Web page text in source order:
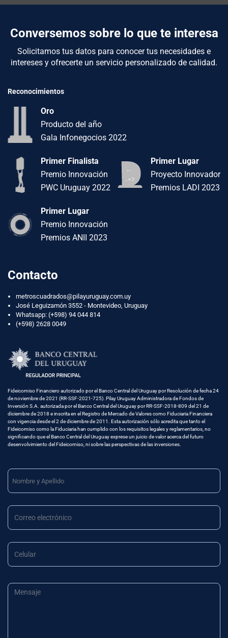
Conversemos sobre lo que te interesa
Solicitamos tus datos para conocer tus necesidades e
intereses y ofrecerte un servicio personalizado de calidad.
Reconocimientos
Oro
Producto del año
Gala Infonegocios 2022
Primer Finalista
Premio Innovación
PWC Uruguay 2022
Primer Lugar
Proyecto Innovador
Premios LADI 2023
Primer Lugar
Premio Innovación
Premios ANII 2023
Contacto
metroscuadrados@pilayuruguay.com.uy
José Leguizamón 3552 - Montevideo, Uruguay
Whatsapp: (+598) 94 044 814
(+598) 2628 0049
Fideicomiso Financiero autorizado por el Banco Central del Uruguay por Resolución de fecha 24
de noviembre de 2021 (RR-SSF-2021-725). Pilay Uruguay Administradora de Fondos de
Inversión S.A. autorizada por el Banco Central del Uruguay por RR-SSF-2018-809 del 21 de
diciembre de 2018 e inscrita en el Registro de Mercado de Valores como Fiduciaria Financiera
con vigencia desde el 2 de diciembre de 2011. Esta autorización sólo acredita que tanto el
Fideicomiso como la Fiduciaria han cumplido con los requisitos legales y reglamentarios, no
significando que el Banco Central del Uruguay exprese un juicio de valor acerca del futuro
desenvolvimiento del Fideicomiso, ni sobre las perspectivas de las inversiones.